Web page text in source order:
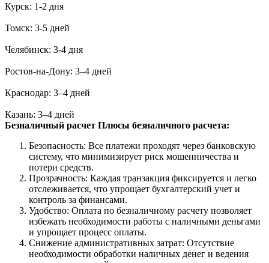
Курск: 1-2 дня
Томск: 3-5 дней
Челябинск: 3-4 дня
Ростов-на-Дону: 3–4 дней
Краснодар: 3–4 дней
Казань: 3–4 дней
Безналичный расчет Плюсы безналичного расчета:
Безопасность: Все платежи проходят через банковскую
систему, что минимизирует риск мошенничества и
потери средств.
Прозрачность: Каждая транзакция фиксируется и легко
отслеживается, что упрощает бухгалтерский учет и
контроль за финансами.
Удобство: Оплата по безналичному расчету позволяет
избежать необходимости работы с наличными деньгами
и упрощает процесс оплаты.
Снижение административных затрат: Отсутствие
необходимости обработки наличных денег и ведения